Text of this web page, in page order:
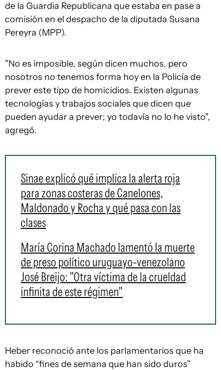
de la Guardia Republicana que estaba en pase a
comisión en el despacho de la diputada Susana
Pereyra (MPP).
"No es imposible, según dicen muchos, pero
nosotros no tenemos forma hoy en la Policía de
prever este tipo de homicidios. Existen algunas
tecnologías y trabajos sociales que dicen que
pueden ayudar a prever; yo todavía no lo he visto",
agregó.
Sinae explicó qué implica la alerta roja
para zonas costeras de Canelones,
Maldonado y Rocha y qué pasa con las
clases
María Corina Machado lamentó la muerte
de preso político uruguayo-venezolano
José Breijo: "Otra víctima de la crueldad
infinita de este régimen"
Heber reconoció ante los parlamentarios que ha
habido “fines de semana que han sido duros”